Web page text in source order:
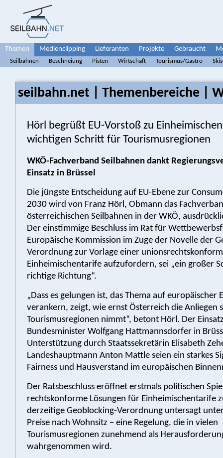
Themen Medienclipping Lieferanten Projekte Gebraucht
Seilbahnen Beschneiung Pisten Wirtschaft Tourismus/Gastro
seilbahn.net | Themenbereiche |
Hörl begrüßt EU-Vorstoß zu
wichtigen Schritt für Tourismusregionen
WKÖ-Fachverband Seilbahnen dankt
Einsatz in Brüssel
Die jüngste Entscheidung auf EU-Ebene zur
2030 wird von Franz Hörl, Obmann das
österreichischen Seilbahnen in der WKÖ,
Der einstimmige Beschluss im Rat für
Europäische Kommission im Zuge der Novelle der
Verordnung zur Vorlage einer
Einheimischentarife aufzufordern, sei „ein großer
richtige Richtung“.
„Dass es gelungen ist, das Thema auf europäischer
verankern, zeigt, wie ernst Österreich die Anliegen
Tourismusregionen nimmt“, betont Hörl. Der
Bundesminister Wolfgang Hattmannsdorfer in
Unterstützung durch Staatssekretärin Elisabeth
Landeshauptmann Anton Mattle seien ein starkes
Fairness und Hausverstand im europäischen
Der Ratsbeschluss eröffnet erstmals politischen
rechtskonforme Lösungen für Einheimischentarife
derzeitige Geoblocking-Verordnung untersagt
Preise nach Wohnsitz – eine Regelung, die in vielen
Tourismusregionen zunehmend als
wahrgenommen wird.